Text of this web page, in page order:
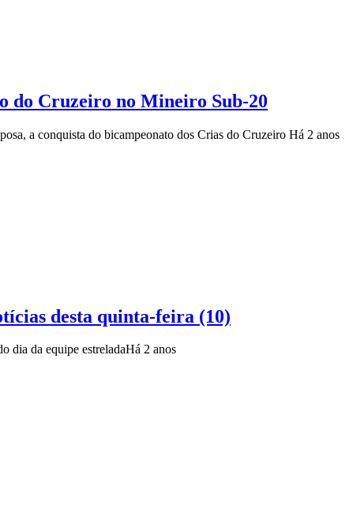
do Cruzeiro no Mineiro Sub-20
a conquista do bicampeonato dos Crias do Cruzeiro Há 2 anos
desta quinta-feira (10)
dia da equipe estreladaHá 2 anos